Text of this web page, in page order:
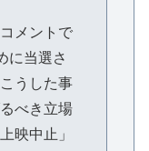
メントで
に当選さ
うした事
べき立場
映中止」